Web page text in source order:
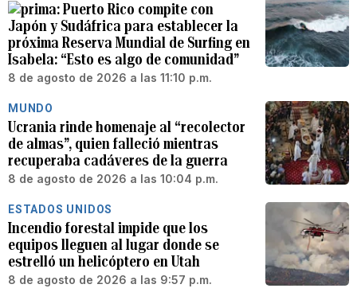
Puerto Rico compite con
Japón y Sudáfrica para establecer la
próxima Reserva Mundial de Surfing en
Isabela: “Esto es algo de comunidad”
8 de agosto de 2026 a las 11:10 p.m.
MUNDO
Ucrania rinde homenaje al “recolector
de almas”, quien falleció mientras
recuperaba cadáveres de la guerra
8 de agosto de 2026 a las 10:04 p.m.
ESTADOS UNIDOS
Incendio forestal impide que los
equipos lleguen al lugar donde se
estrelló un helicóptero en Utah
8 de agosto de 2026 a las 9:57 p.m.